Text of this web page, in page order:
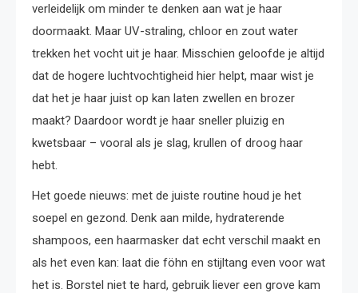
verleidelijk om minder te denken aan wat je haar
doormaakt. Maar UV-straling, chloor en zout water
trekken het vocht uit je haar. Misschien geloofde je altijd
dat de hogere luchtvochtigheid hier helpt, maar wist je
dat het je haar juist op kan laten zwellen en brozer
maakt? Daardoor wordt je haar sneller pluizig en
kwetsbaar – vooral als je slag, krullen of droog haar
hebt.
Het goede nieuws: met de juiste routine houd je het
soepel en gezond. Denk aan milde, hydraterende
shampoos, een haarmasker dat echt verschil maakt en
als het even kan: laat die föhn en stijltang even voor wat
het is. Borstel niet te hard, gebruik liever een grove kam